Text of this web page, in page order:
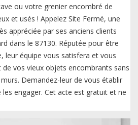
ou votre grenier encombré de
et usés ! Appelez Site Fermé, une
appréciée par ses anciens clients
dans le 87130. Réputée pour être
leur équipe vous satisfera et vous
vos vieux objets encombrants sans
Demandez-leur de vous établir
engager. Cet acte est gratuit et ne